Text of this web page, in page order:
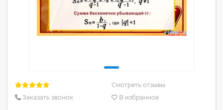
Смотреть отзывы
Заказать звонок
В избранное